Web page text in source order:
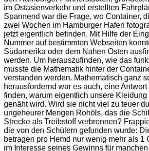
im Ostasienverkehr und erstellten
Spannend war die Frage, wo Container,
zwei Wochen im Hamburger Hafen
jetzt eigentlich befinden. Mit Hilfe der
Nummer auf bestimmten Webseiten
Südamerika oder dem Nahen Osten
werden. Um herauszufinden, wie das
musste die Mathematik hinter der
verstanden werden. Mathematisch ganz
herausfordernd war es auch, eine
finden, warum eigentlich unsere Kleidung
genäht wird. Wird sie nicht viel zu teuer
ungeheurer Mengen Rohöls, das die
Strecke als Treibstoff verbrennen?
die von den Schülern gefunden wurde:
betragen pro Hemd nur wenig mehr als 1
im Interesse seines Gewinns für